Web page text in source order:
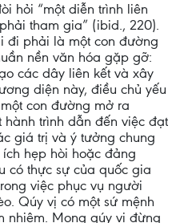
hỏi “một diễn trình liên
tham gia” (ibid., 220).
đi phải là một con đường
nền văn hóa gặp gỡ:
các dây liên kết và xây
diện này, điều chủ yếu
con đường mở ra
trình dẫn đến việc đạt
giá trị và ý tưởng chung
hẹp hòi hoặc đảng
có thực sự của quốc gia
việc phục vụ người
Qúy vị có một sứ mệnh
nhiệm. Mong qúy vị đừng